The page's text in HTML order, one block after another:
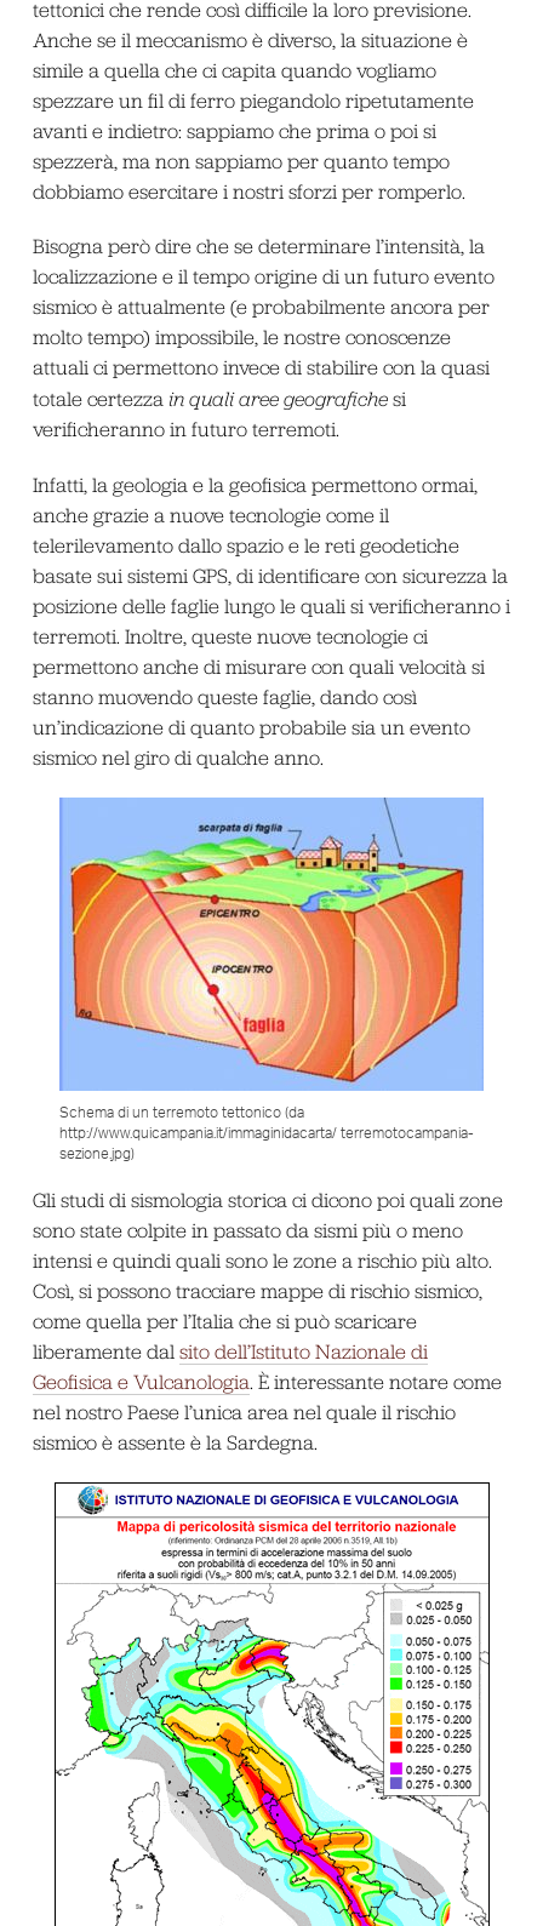
tettonici che rende così difficile la loro previsione.
Anche se il meccanismo è diverso, la situazione è
simile a quella che ci capita quando vogliamo
spezzare un fil di ferro piegandolo ripetutamente
avanti e indietro: sappiamo che prima o poi si
spezzerà, ma non sappiamo per quanto tempo
dobbiamo esercitare i nostri sforzi per romperlo.
Bisogna però dire che se determinare l’intensità, la
localizzazione e il tempo origine di un futuro evento
sismico è attualmente (e probabilmente ancora per
molto tempo) impossibile, le nostre conoscenze
attuali ci permettono invece di stabilire con la quasi
totale certezza in quali aree geografichesi
verificheranno in futuro terremoti.
Infatti, la geologia e la geofisica permettono ormai,
anche grazie a nuove tecnologie come il
telerilevamento dallo spazio e le reti geodetiche
basate sui sistemi GPS, di identificare con sicurezza la
posizione delle faglie lungo le quali si verificheranno i
terremoti. Inoltre, queste nuove tecnologie ci
permettono anche di misurare con quali velocità si
stanno muovendo queste faglie, dando così
un’indicazione di quanto probabile sia un evento
sismico nel giro di qualche anno.
Schema di un terremoto tettonico (da
http://www.quicampania.it/immaginidacarta/ terremotocampania-
sezione.jpg)
Gli studi di sismologia storica ci dicono poi quali zone
sono state colpite in passato da sismi più o meno
intensi e quindi quali sono le zone a rischio più alto.
Così, si possono tracciare mappe di rischio sismico,
come quella per l’Italia che si può scaricare
liberamente dal sito dell’Istituto Nazionale di
Geofisica e Vulcanologia. È interessante notare come
nel nostro Paese l’unica area nel quale il rischio
sismico è assente è la Sardegna.